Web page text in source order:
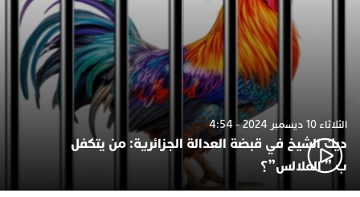
الثلاثاء 10 ديسمبر 2024 - 4:54
ديك الشيخ في قبضة العدالة الجزائرية: من يتكفل
ب ” الفلالس”؟